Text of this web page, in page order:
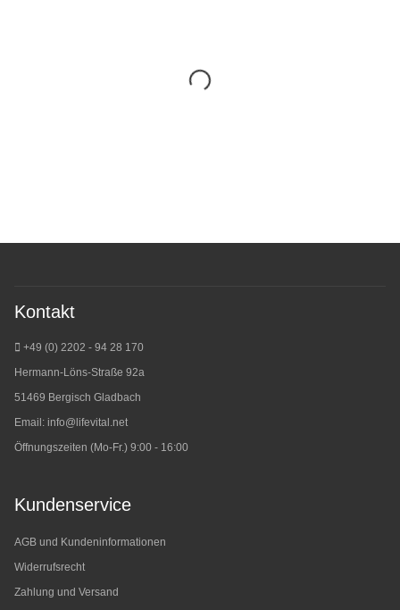
Kontakt
+49 (0) 2202 - 94 28 170
Hermann-Löns-Straße 92a
51469 Bergisch Gladbach
Email: info@lifevital.net
Öffnungszeiten (Mo-Fr.) 9:00 - 16:00
Kundenservice
AGB und Kundeninformationen
Widerrufsrecht
Zahlung und Versand